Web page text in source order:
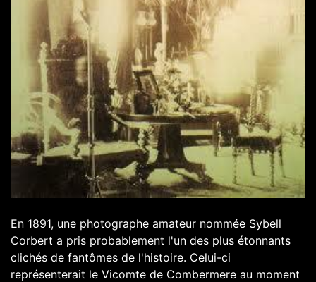
En 1891, une photographe amateur nommée Sybell
Corbert a pris probablement l'un des plus étonnants
clichés de fantômes de l'histoire. Celui-ci
représenterait le Vicomte de Combermere au moment